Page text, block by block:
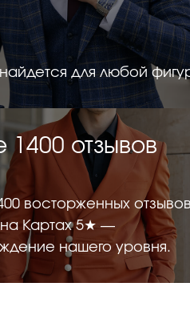
для любой
1400 отзывов
восторженных
на Картах 5★ —
нашего уровня.